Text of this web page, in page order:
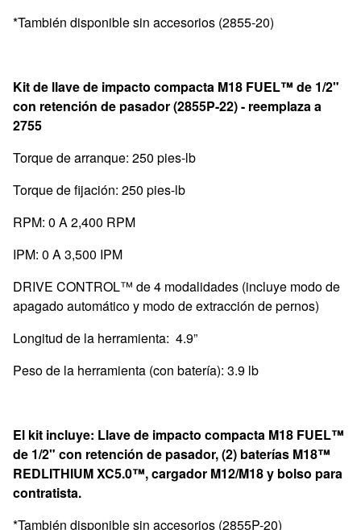
*También disponible sin accesorios (2855-20)
Kit de llave de impacto compacta M18 FUEL™ de 1/2"
con retención de pasador (2855P-22) - reemplaza a
2755
Torque de arranque: 250 pies-lb
Torque de fijación: 250 pies-lb
RPM: 0 A 2,400 RPM
IPM: 0 A 3,500 IPM
DRIVE CONTROL™ de 4 modalidades (incluye modo de
apagado automático y modo de extracción de pernos)
Longitud de la herramienta: 4.9”
Peso de la herramienta (con batería): 3.9 lb
El kit incluye: Llave de impacto compacta M18 FUEL™
de 1/2" con retención de pasador,(2) baterías M18™
REDLITHIUM XC5.0™, cargador M12/M18 y bolso para
contratista.
*También disponible sin accesorios (2855P-20)